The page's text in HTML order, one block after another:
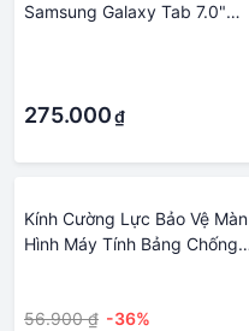
Samsung Galaxy Tab 7.0"
275.000₫
Kính Cường Lực Bảo Vệ Màn
Hình Máy Tính Bảng Chống
6 / air1 / ai
56.900 ₫ -36%